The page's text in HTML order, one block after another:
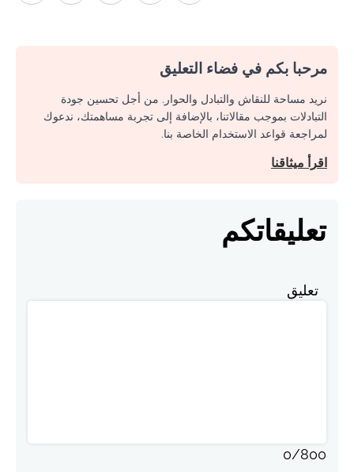
مرحبا بكم في فضاء التعليق
نريد مساحة للنقاش والتبادل والحوار. من أجل تحسين جودة
التبادلات بموجب مقالاتنا، بالإضافة إلى تجربة مساهمتك، ندعوك
لمراجعة قواعد الاستخدام الخاصة بنا.
اقرأ ميثاقنا
تعليقاتكم
تعليق
0/800